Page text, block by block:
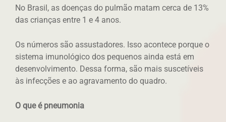
No Brasil, as doenças do pulmão matam cerca de 13%
das crianças entre 1 e 4 anos.
Os números são assustadores. Isso acontece porque o
sistema imunológico dos pequenos ainda está em
desenvolvimento. Dessa forma, são mais suscetíveis
às infecções e ao agravamento do quadro.
O que é pneumonia